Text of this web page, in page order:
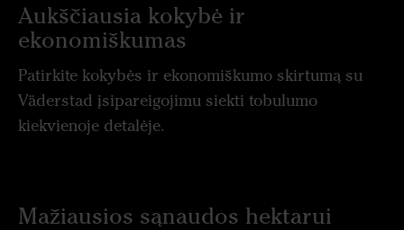
Aukščiausia kokybė ir
ekonomiškumas
Patirkite kokybės ir ekonomiškumo skirtumą su
Väderstad įsipareigojimu siekti tobulumo
kiekvienoje detalėje.
Mažiausios sąnaudos hektarui